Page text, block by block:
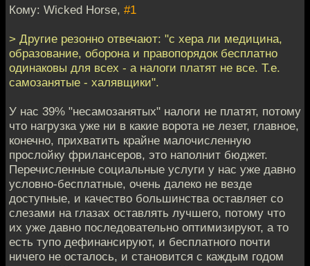
Кому: Wicked Horse, #1
> Другие резонно отвечают: "с хера ли медицина,
образование, оборона и правопорядок бесплатно
одинаковы для всех - а налоги платят не все. Т.е.
самозанятые - халявщики".
У нас 39% "несамозанятых" налоги не платят, потому
что нагрузка уже ни в какие ворота не лезет, главное,
конечно, прихватить крайне малочисленную
прослойку фрилансеров, это наполнит бюджет.
Перечисленные социальные услуги у нас уже давно
условно-бесплатные, очень далеко не везде
доступные, и качество большинства оставляет со
слезами на глазах оставлять лучшего, потому что
их уже давно последовательно оптимизируют, а то
есть тупо дефинансируют, и бесплатного почти
ничего не осталось, и становится с каждым годом